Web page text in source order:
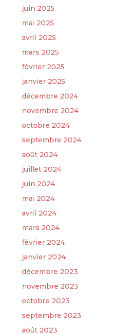
juin 2025
mai 2025
avril 2025
mars 2025
février 2025
janvier 2025
décembre 2024
novembre 2024
octobre 2024
septembre 2024
août 2024
juillet 2024
juin 2024
mai 2024
avril 2024
mars 2024
février 2024
janvier 2024
décembre 2023
novembre 2023
octobre 2023
septembre 2023
août 2023